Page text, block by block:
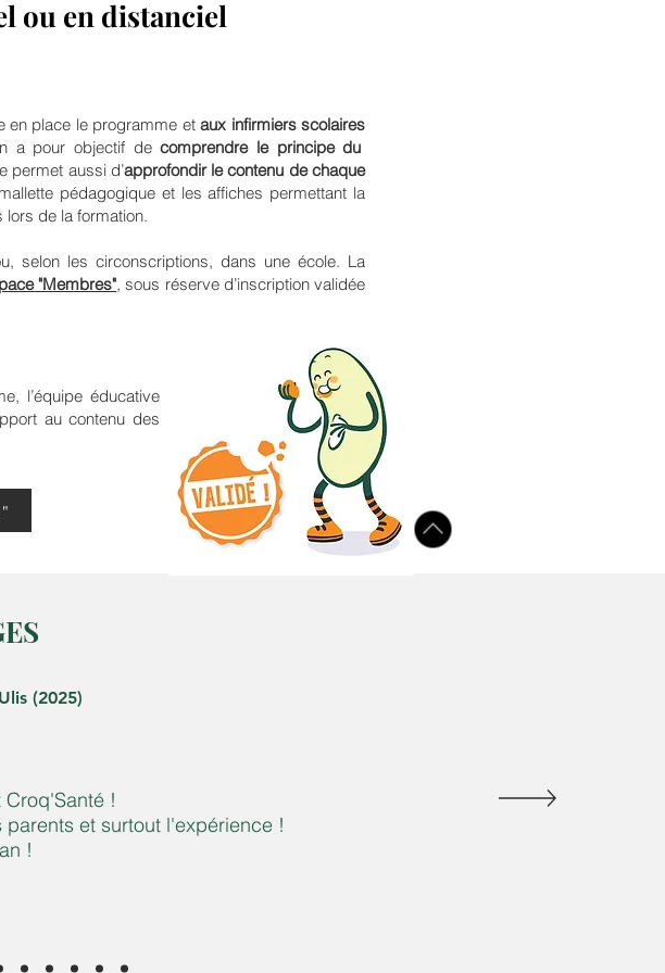
ou en distanciel
en place le programme etaux infirmiers scolaires
a pour objectif decomprendre le principe du
permet aussi d’approfondir le contenu de chaque
pédagogique et les affiches permettant la
de la formation.
selon les circonscriptions, dans une école. La
"Membres", sous réserve d’inscription validée
l’équipe éducative
au contenu des
(2025)
!
et surtout l'expérience !
!